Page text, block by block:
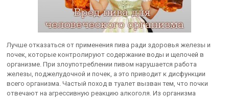
Лучше отказаться от применения пива ради здоровья железы и
почек, которые контролируют содержание воды и щелочей в
организме. При злоупотреблении пивом нарушается работа
железы, поджелудочной и почек, а это приводит к дисфункции
всего организма. Частый поход в туалет вызван тем, что почки
отвечают на агрессивную реакцию алкоголя. Из организма